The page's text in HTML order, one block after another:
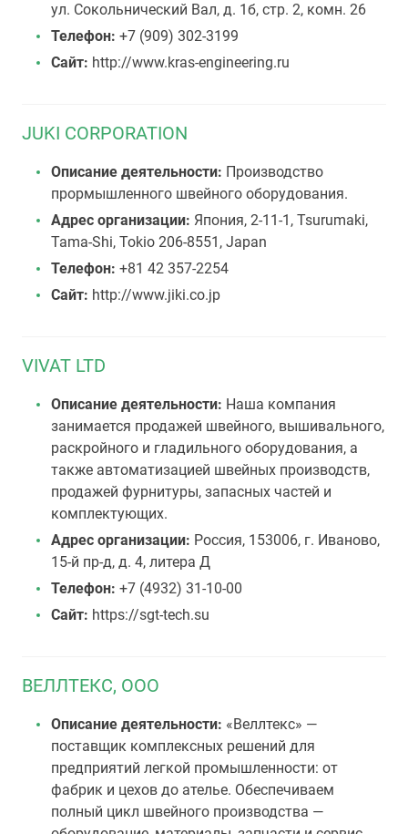
ул. Сокольнический Вал, д. 1б, стр. 2, комн. 26
Телефон: +7 (909) 302-3199
Сайт: http://www.kras-engineering.ru
JUKI CORPORATION
Описание деятельности: Производство
прормышленного швейного оборудования.
Адрес организации: Япония, 2-11-1, Tsurumaki,
Tama-Shi, Tokio 206-8551, Japan
Телефон: +81 42 357-2254
Сайт: http://www.jiki.co.jp
VIVAT LTD
Описание деятельности: Наша компания
занимается продажей швейного, вышивального,
раскройного и гладильного оборудования, а
также автоматизацией швейных производств,
продажей фурнитуры, запасных частей и
комплектующих.
Адрес организации: Россия, 153006, г. Иваново,
15-й пр-д, д. 4, литера Д
Телефон: +7 (4932) 31-10-00
Сайт: https://sgt-tech.su
ВЕЛЛТЕКС, ООО
Описание деятельности: «Веллтекс» —
поставщик комплексных решений для
предприятий легкой промышленности: от
фабрик и цехов до ателье. Обеспечиваем
полный цикл швейного производства —